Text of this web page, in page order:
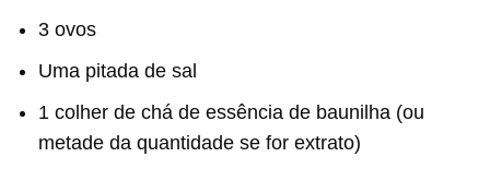
3 ovos
Uma pitada de sal
1 colher de chá de essência de baunilha (ou
metade da quantidade se for extrato)